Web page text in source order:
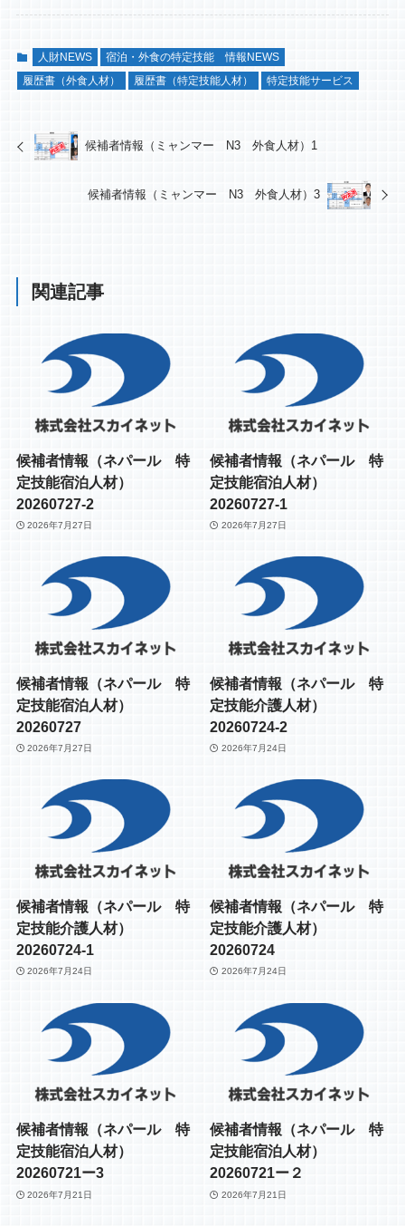
人財NEWS
宿泊・外食の特定技能 情報NEWS
履歴書（外食人材）
履歴書（特定技能人材） 特定技能サービス
候補者情報（ミャンマー N3 外食人材）1
候補者情報（ミャンマー N3 外食人材）3
関連記事
候補者情報（ネパール 特
定技能宿泊人材）
20260727-2
2026年7月27日
候補者情報（ネパール 特
定技能宿泊人材）
20260727-1
2026年7月27日
候補者情報（ネパール 特
定技能宿泊人材）
20260727
2026年7月27日
候補者情報（ネパール 特
定技能介護人材）
20260724-2
2026年7月24日
候補者情報（ネパール 特
定技能介護人材）
20260724-1
2026年7月24日
候補者情報（ネパール 特
定技能介護人材）
20260724
2026年7月24日
候補者情報（ネパール 特
定技能宿泊人材）
20260721ー3
2026年7月21日
候補者情報（ネパール 特
定技能宿泊人材）
20260721ー２
2026年7月21日